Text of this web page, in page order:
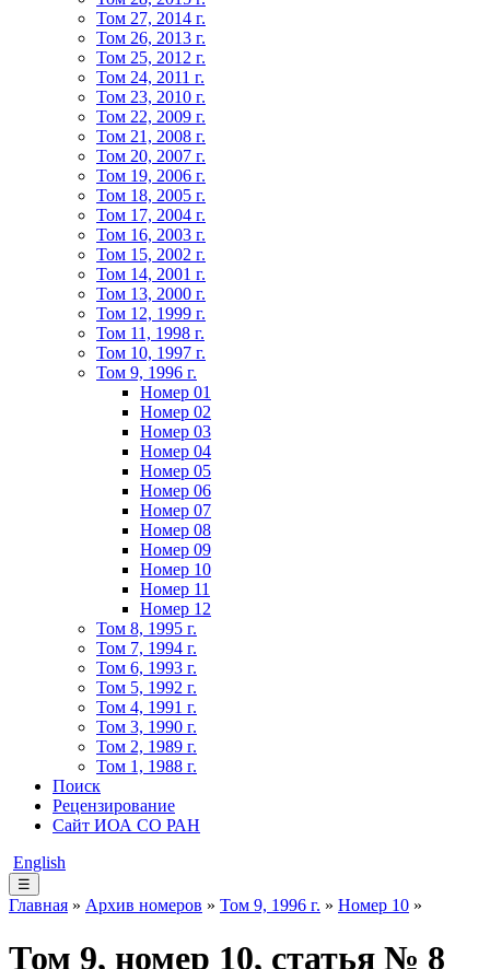
Том 27, 2014 г.
Том 26, 2013 г.
Том 25, 2012 г.
Том 24, 2011 г.
Том 23, 2010 г.
Том 22, 2009 г.
Том 21, 2008 г.
Том 20, 2007 г.
Том 19, 2006 г.
Том 18, 2005 г.
Том 17, 2004 г.
Том 16, 2003 г.
Том 15, 2002 г.
Том 14, 2001 г.
Том 13, 2000 г.
Том 12, 1999 г.
Том 11, 1998 г.
Том 10, 1997 г.
Том 9, 1996 г.
Номер 01
Номер 02
Номер 03
Номер 04
Номер 05
Номер 06
Номер 07
Номер 08
Номер 09
Номер 10
Номер 11
Номер 12
Том 8, 1995 г.
Том 7, 1994 г.
Том 6, 1993 г.
Том 5, 1992 г.
Том 4, 1991 г.
Том 3, 1990 г.
Том 2, 1989 г.
Том 1, 1988 г.
Поиск
Рецензирование
Сайт ИОА СО РАН
English
☰
Главная » Архив номеров » Том 9, 1996 г. » Номер 10 »
Том 9, номер 10, статья № 8